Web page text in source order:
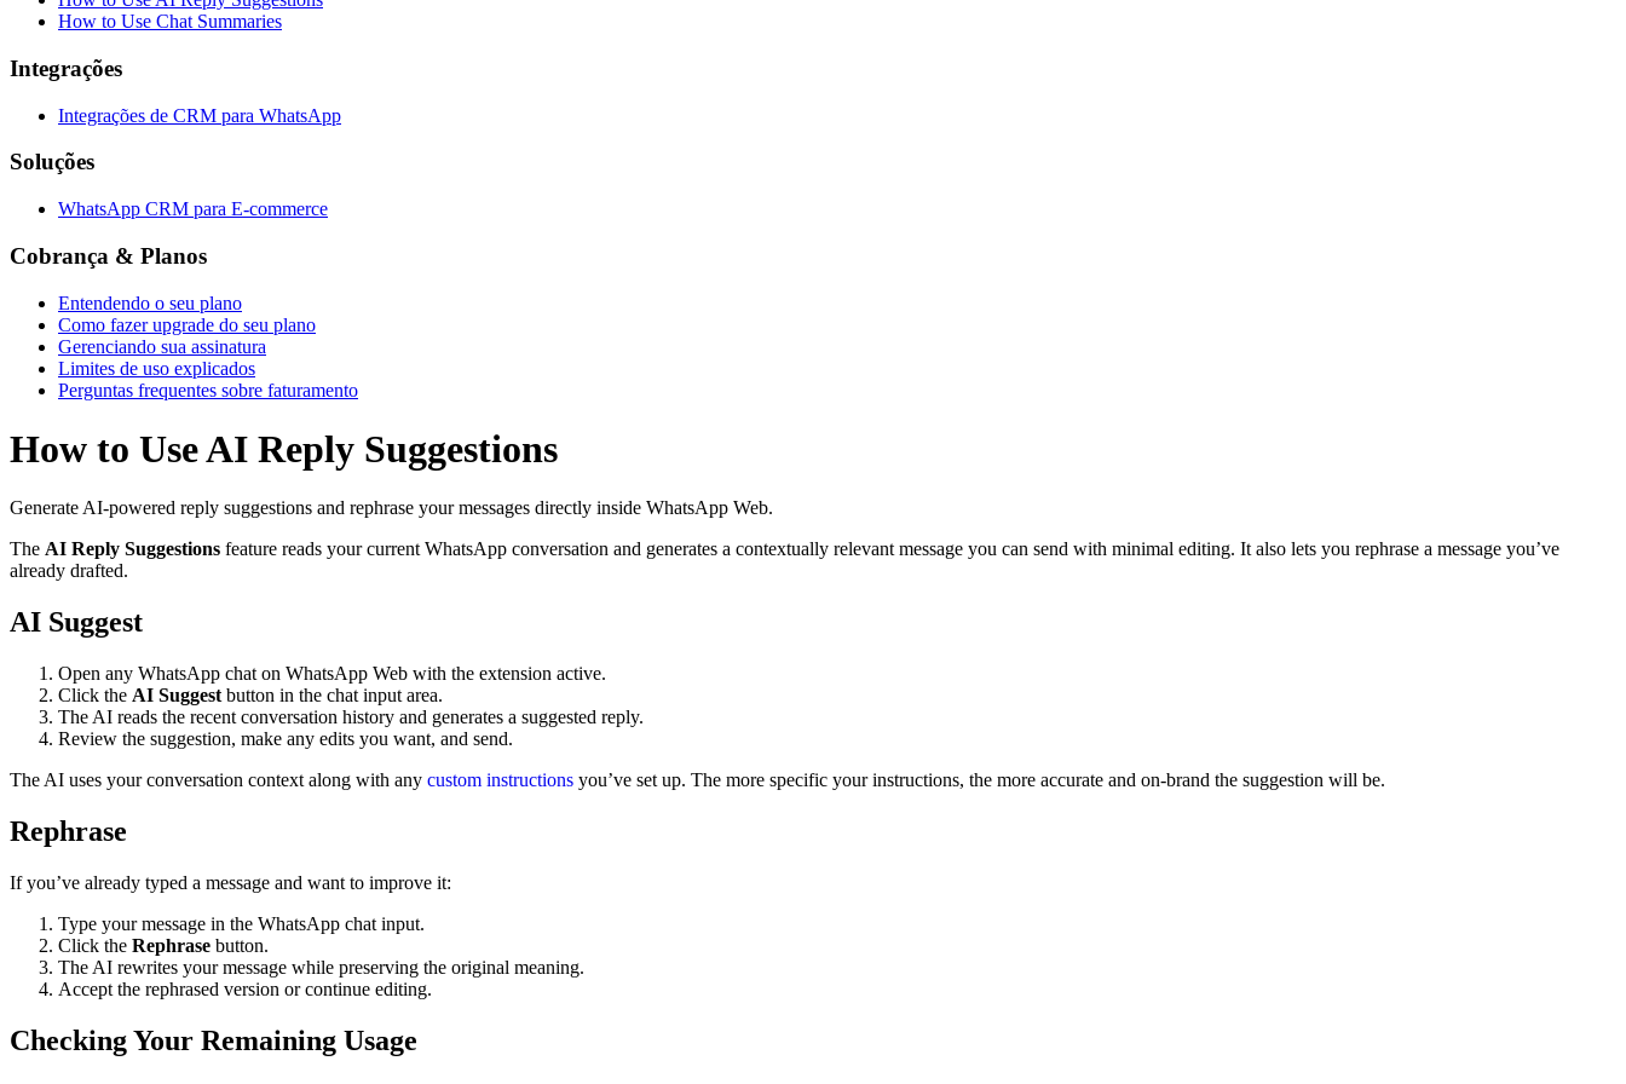
How to Use Chat Summaries
Integrações
Integrações de CRM para WhatsApp
Soluções
WhatsApp CRM para E-commerce
Cobrança & Planos
Entendendo o seu plano
Como fazer upgrade do seu plano
Gerenciando sua assinatura
Limites de uso explicados
Perguntas frequentes sobre faturamento
How to Use AI Reply Suggestions
Generate AI-powered reply suggestions and rephrase your messages directly inside WhatsApp Web.
The AI Reply Suggestions feature reads your current WhatsApp conversation and generates a contextually relevant message you can send with minimal editing. It also lets you rephrase a message you’ve
already drafted.
AI Suggest
Open any WhatsApp chat on WhatsApp Web with the extension active.
Click the AI Suggest button in the chat input area.
The AI reads the recent conversation history and generates a suggested reply.
Review the suggestion, make any edits you want, and send.
The AI uses your conversation context along with any custom instructions you’ve set up. The more specific your instructions, the more accurate and on-brand the suggestion will be.
Rephrase
If you’ve already typed a message and want to improve it:
Type your message in the WhatsApp chat input.
Click the Rephrase button.
The AI rewrites your message while preserving the original meaning.
Accept the rephrased version or continue editing.
Checking Your Remaining Usage